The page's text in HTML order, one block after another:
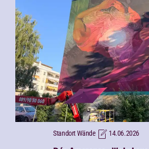
Standort Wände 14.06.2026